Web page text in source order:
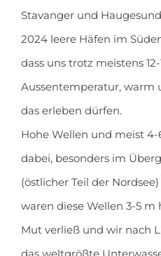
Stavanger und
2024 leere Häfen im
dass uns trotz meistens 12-
Aussentemperatur, warm
das erleben dürfen.
Hohe Wellen und meist
dabei, besonders im
(östlicher Teil der
waren diese Wellen 3-5 m
Mut verließ und wir nach